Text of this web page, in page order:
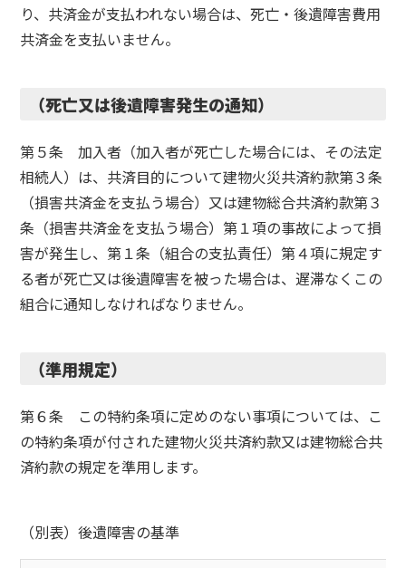
り、共済金が支払われない場合は、死亡・後遺障害費用
共済金を支払いません。
（死亡又は後遺障害発生の通知）
第５条 加入者（加入者が死亡した場合には、その法定
相続人）は、共済目的について建物火災共済約款第３条
（損害共済金を支払う場合）又は建物総合共済約款第３
条（損害共済金を支払う場合）第１項の事故によって損
害が発生し、第１条（組合の支払責任）第４項に規定す
る者が死亡又は後遺障害を被った場合は、遅滞なくこの
組合に通知しなければなりません。
（準用規定）
第６条 この特約条項に定めのない事項については、こ
の特約条項が付された建物火災共済約款又は建物総合共
済約款の規定を準用します。
（別表）後遺障害の基準